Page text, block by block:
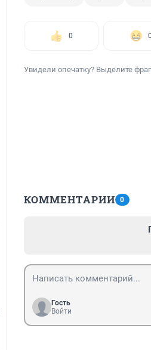
0 0
Увидели опечатку? Выделите
КОММЕНТАРИИ 0
Гость
Войти